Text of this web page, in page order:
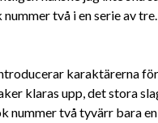
två i en serie av
karaktärerna
klaras upp, det stora
nummer två tyvärr bara